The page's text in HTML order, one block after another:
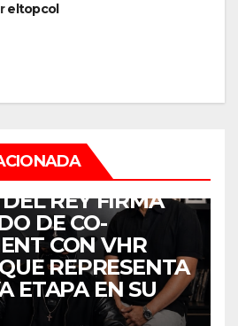
eltopcol
REY FIRMA
DE CO-
CON VHR
REPRESENTA
ETAPA EN SU